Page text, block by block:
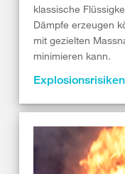
klassische
Dämpfe erzeugen
mit gezielten
minimieren kann.